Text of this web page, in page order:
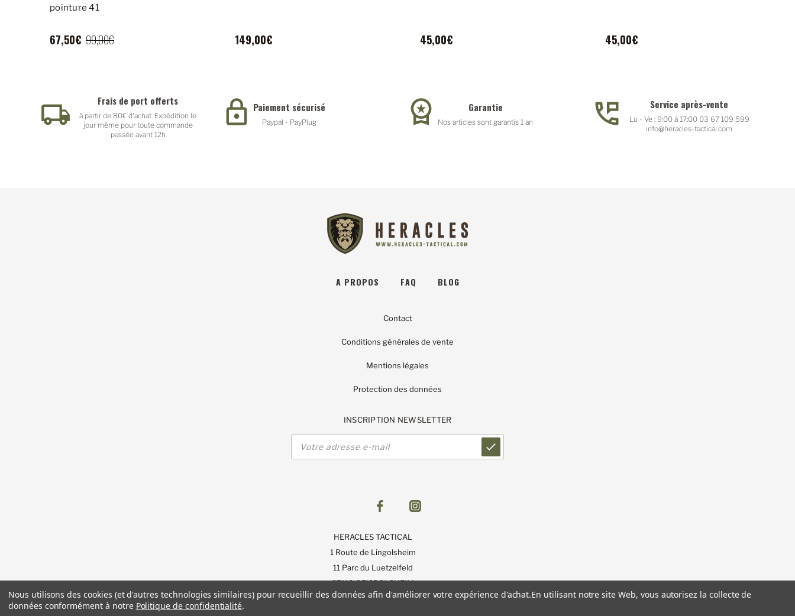
pointure 41
99,00€
67,50€ 149,00€ 45,00€ 45,00€
Frais de port offerts
à partir de 80€ d'achat. Expédition le
jour même pour toute commande
passée avant 12h
Paiement sécurisé
Paypal - PayPlug
Garantie
Nos articles sont garantis 1 an
Service après-vente
Lu - Ve : 9:00 à 17:00 03 67 109 599
info@heracles-tactical.com
A PROPOS FAQ BLOG
Contact
Conditions générales de vente
Mentions légales
Protection des données
INSCRIPTION NEWSLETTER
Adresse
HERACLES TACTICAL
1 Route de Lingolsheim
11 Parc du Luetzelfeld
67118 GEISPOLSHEIM
Nous utilisons des cookies (et d'autres technologies similaires) pour recueillir des données afin d'améliorer votre expérience d'achat.En utilisant notre site Web, vous autorisez la collecte de
données conformément à notre Politique de confidentialité.